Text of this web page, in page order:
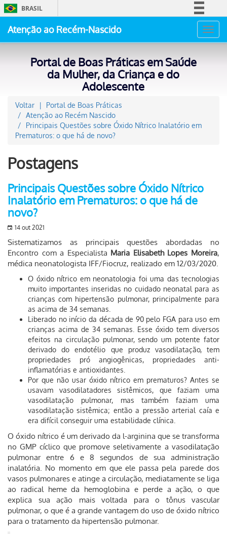
BRASIL
Acesso à informação
Atenção ao Recém-Nascido
Portal de Boas Práticas em Saúde
da Mulher, da Criança e do
Adolescente
Voltar
Portal de Boas Práticas
Atenção ao Recém Nascido
Principais Questões sobre Óxido Nítrico Inalatório em
Prematuros: o que há de novo?
Postagens
Principais Questões sobre Óxido Nítrico
Inalatório em Prematuros: o que há de
novo?
14 out 2021
Sistematizamos as principais questões abordadas no
Encontro com a Especialista Maria Elisabeth Lopes Moreira,
médica neonatologista IFF/Fiocruz, realizado em 12/03/2020.
O óxido nítrico em neonatologia foi uma das tecnologias
muito importantes inseridas no cuidado neonatal para as
crianças com hipertensão pulmonar, principalmente para
as acima de 34 semanas.
Liberado no início da década de 90 pelo FGA para uso em
crianças acima de 34 semanas. Esse óxido tem diversos
efeitos na circulação pulmonar, sendo um potente fator
derivado do endotélio que produz vasodilatação, tem
propriedades pró angiogênicas, propriedades anti-
inflamatórias e antioxidantes.
Por que não usar óxido nítrico em prematuros? Antes se
usavam vasodilatadores sistêmicos, que faziam uma
vasodilatação pulmonar, mas também faziam uma
vasodilatação sistêmica; então a pressão arterial caía e
era difícil conseguir uma estabilidade clínica.
O óxido nítrico é um derivado da l-arginina que se transforma
no GMP cíclico que promove seletivamente a vasodilatação
pulmonar entre 6 e 8 segundos de sua administração
inalatória. No momento em que ele passa pela parede dos
vasos pulmonares e atinge a circulação, mediatamente se liga
ao radical heme da hemoglobina e perde a ação, o que
explica sua ação mais voltada para o tônus vascular
pulmonar, o que é a grande vantagem do uso de óxido nítrico
para o tratamento da hipertensão pulmonar.